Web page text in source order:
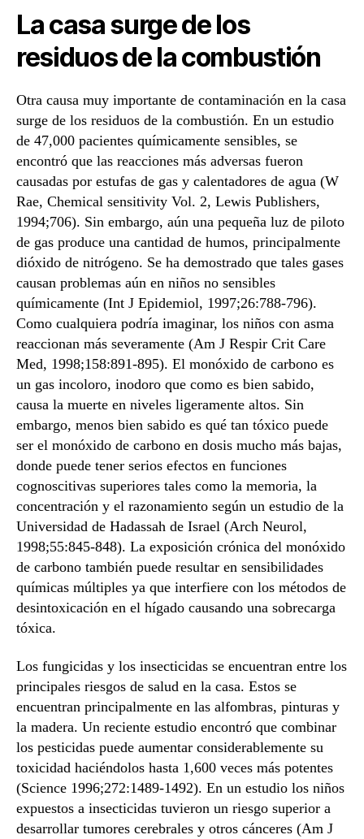
La casa surge de los
residuos de la combustión
Otra causa muy importante de contaminación en la casa
surge de los residuos de la combustión. En un estudio
de 47,000 pacientes químicamente sensibles, se
encontró que las reacciones más adversas fueron
causadas por estufas de gas y calentadores de agua (W
Rae, Chemical sensitivity Vol. 2, Lewis Publishers,
1994;706). Sin embargo, aún una pequeña luz de piloto
de gas produce una cantidad de humos, principalmente
dióxido de nitrógeno. Se ha demostrado que tales gases
causan problemas aún en niños no sensibles
químicamente (Int J Epidemiol, 1997;26:788-796).
Como cualquiera podría imaginar, los niños con asma
reaccionan más severamente (Am J Respir Crit Care
Med, 1998;158:891-895). El monóxido de carbono es
un gas incoloro, inodoro que como es bien sabido,
causa la muerte en niveles ligeramente altos. Sin
embargo, menos bien sabido es qué tan tóxico puede
ser el monóxido de carbono en dosis mucho más bajas,
donde puede tener serios efectos en funciones
cognoscitivas superiores tales como la memoria, la
concentración y el razonamiento según un estudio de la
Universidad de Hadassah de Israel (Arch Neurol,
1998;55:845-848). La exposición crónica del monóxido
de carbono también puede resultar en sensibilidades
químicas múltiples ya que interfiere con los métodos de
desintoxicación en el hígado causando una sobrecarga
tóxica.
Los fungicidas y los insecticidas se encuentran entre los
principales riesgos de salud en la casa. Estos se
encuentran principalmente en las alfombras, pinturas y
la madera. Un reciente estudio encontró que combinar
los pesticidas puede aumentar considerablemente su
toxicidad haciéndolos hasta 1,600 veces más potentes
(Science 1996;272:1489-1492). En un estudio los niños
expuestos a insecticidas tuvieron un riesgo superior a
desarrollar tumores cerebrales y otros cánceres (Am J